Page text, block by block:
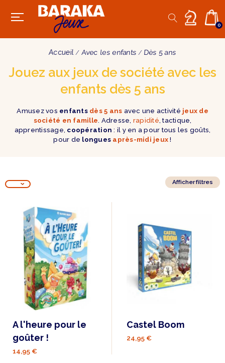
0
Accueil Avec les enfants Dès 5 ans
Jouez aux jeux de société avec les
enfants dès 5 ans
Amusez vos enfants dès 5 ans avec une activité jeux de
société en famille . Adresse, rapidité , tactique,
apprentissage, coopération : il y en a pour tous les goûts,
pour de longues après-midi jeux !
Afficher filtres
A l'heure pour le
goûter !
14,95 €
Castel Boom
24,95 €